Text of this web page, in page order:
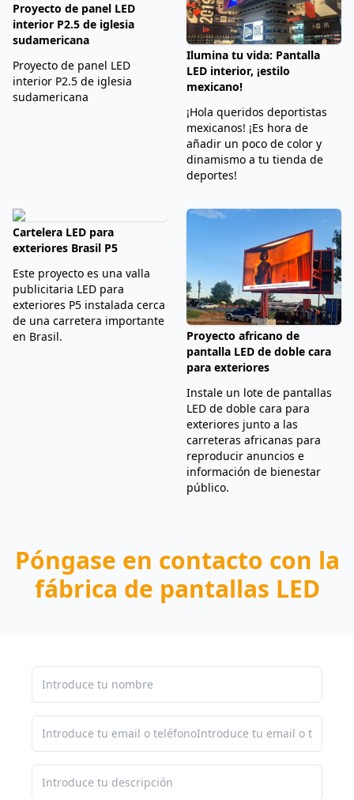
Proyecto de panel LED
interior P2.5 de iglesia
sudamericana
Proyecto de panel LED
interior P2.5 de iglesia
sudamericana
Ilumina tu vida: Pantalla
LED interior, ¡estilo
mexicano!
¡Hola queridos deportistas
mexicanos! ¡Es hora de
añadir un poco de color y
dinamismo a tu tienda de
deportes!
Cartelera LED para
exteriores Brasil P5
Este proyecto es una valla
publicitaria LED para
exteriores P5 instalada cerca
de una carretera importante
en Brasil.
Proyecto africano de
pantalla LED de doble cara
para exteriores
Instale un lote de pantallas
LED de doble cara para
exteriores junto a las
carreteras africanas para
reproducir anuncios e
información de bienestar
público.
Póngase en contacto con la
fábrica de pantallas LED